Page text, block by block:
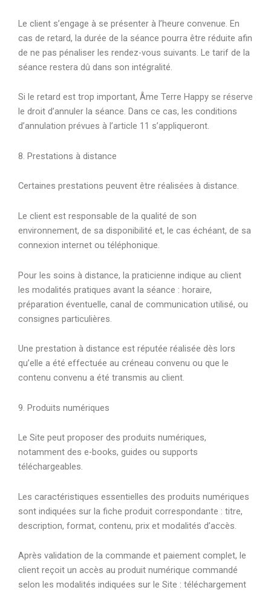
Le client s’engage à se présenter à l’heure convenue. En
cas de retard, la durée de la séance pourra être réduite afin
de ne pas pénaliser les rendez-vous suivants. Le tarif de la
séance restera dû dans son intégralité.
Si le retard est trop important, Âme Terre Happy se réserve
le droit d’annuler la séance. Dans ce cas, les conditions
d’annulation prévues à l’article 11 s’appliqueront.
8. Prestations à distance
Certaines prestations peuvent être réalisées à distance.
Le client est responsable de la qualité de son
environnement, de sa disponibilité et, le cas échéant, de sa
connexion internet ou téléphonique.
Pour les soins à distance, la praticienne indique au client
les modalités pratiques avant la séance : horaire,
préparation éventuelle, canal de communication utilisé, ou
consignes particulières.
Une prestation à distance est réputée réalisée dès lors
qu’elle a été effectuée au créneau convenu ou que le
contenu convenu a été transmis au client.
9. Produits numériques
Le Site peut proposer des produits numériques,
notamment des e-books, guides ou supports
téléchargeables.
Les caractéristiques essentielles des produits numériques
sont indiquées sur la fiche produit correspondante : titre,
description, format, contenu, prix et modalités d’accès.
Après validation de la commande et paiement complet, le
client reçoit un accès au produit numérique commandé
selon les modalités indiquées sur le Site : téléchargement